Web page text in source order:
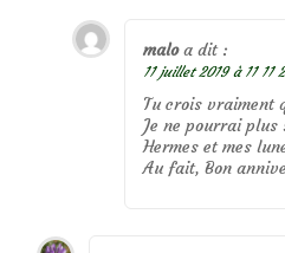
malo a dit :
11 juillet 2019 à 11 11
Tu crois vraiment
Je ne pourrai
Hermes et mes
Au fait, Bon